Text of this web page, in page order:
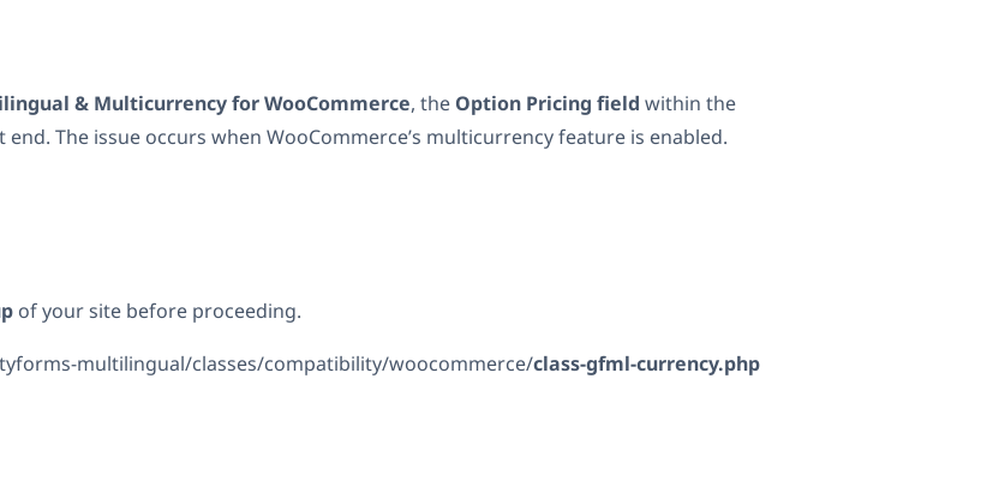
& Multicurrency for WooCommerce, the Option Pricing field within the
The issue occurs when WooCommerce’s multicurrency feature is enabled.
of your site before proceeding.
multilingual/classes/compatibility/woocommerce/class-gfml-currency.php